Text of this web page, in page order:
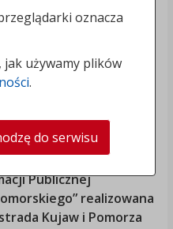
Systemu Regionalnego
Publicznej
” realizowana
Kujaw i Pomorza
oznacza
jak używamy plików
.
do serwisu